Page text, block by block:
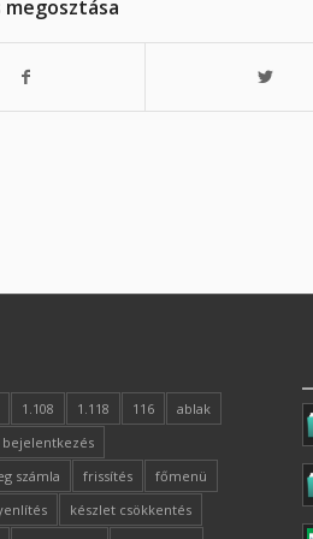
megosztása
1.108 1.118 116
ablak
bejelentkezés
számla frissítés
főmenü
készlet csökkentés